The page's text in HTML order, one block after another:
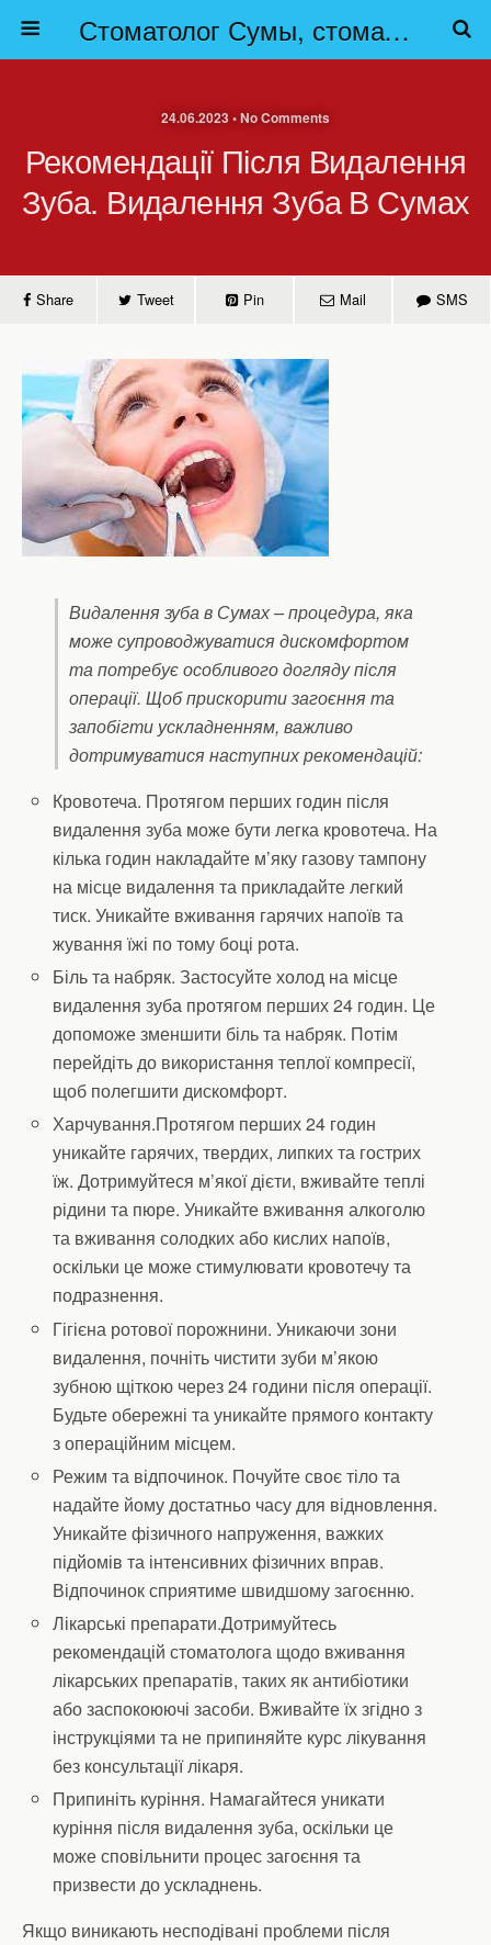
Стоматолог Сумы, стоматологические клиники Сумы, детская стоматология в Сумах. | Частная стоматология Сумы
24.06.2023 • No Comments
Рекомендації Після Видалення
Зуба. Видалення Зуба В Сумах
Share Tweet Pin Mail SMS
Видалення зуба в Сумах – процедура, яка
може супроводжуватися дискомфортом
та потребує особливого догляду після
операції. Щоб прискорити загоєння та
запобігти ускладненням, важливо
дотримуватися наступних рекомендацій:
Кровотеча. Протягом перших годин після
видалення зуба може бути легка кровотеча. На
кілька годин накладайте м’яку газову тампону
на місце видалення та прикладайте легкий
тиск. Уникайте вживання гарячих напоїв та
жування їжі по тому боці рота.
Біль та набряк. Застосуйте холод на місце
видалення зуба протягом перших 24 годин. Це
допоможе зменшити біль та набряк. Потім
перейдіть до використання теплої компресії,
щоб полегшити дискомфорт.
Харчування.Протягом перших 24 годин
уникайте гарячих, твердих, липких та гострих
їж. Дотримуйтеся м’якої дієти, вживайте теплі
рідини та пюре. Уникайте вживання алкоголю
та вживання солодких або кислих напоїв,
оскільки це може стимулювати кровотечу та
подразнення.
Гігієна ротової порожнини. Уникаючи зони
видалення, почніть чистити зуби м’якою
зубною щіткою через 24 години після операції.
Будьте обережні та уникайте прямого контакту
з операційним місцем.
Режим та відпочинок. Почуйте своє тіло та
надайте йому достатньо часу для відновлення.
Уникайте фізичного напруження, важких
підйомів та інтенсивних фізичних вправ.
Відпочинок сприятиме швидшому загоєнню.
Лікарські препарати.Дотримуйтесь
рекомендацій стоматолога щодо вживання
лікарських препаратів, таких як антибіотики
або заспокоюючі засоби. Вживайте їх згідно з
інструкціями та не припиняйте курс лікування
без консультації лікаря.
Припиніть куріння. Намагайтеся уникати
куріння після видалення зуба, оскільки це
може сповільнити процес загоєння та
призвести до ускладнень.
Якщо виникають несподівані проблеми після